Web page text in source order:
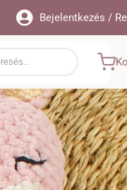
Bejelentkezés /